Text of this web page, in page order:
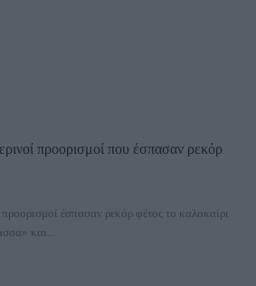
προορισμοί που έσπασαν ρεκόρ
προορισμοί έσπασαν ρεκόρ φέτος το καλοκαίρι
και...